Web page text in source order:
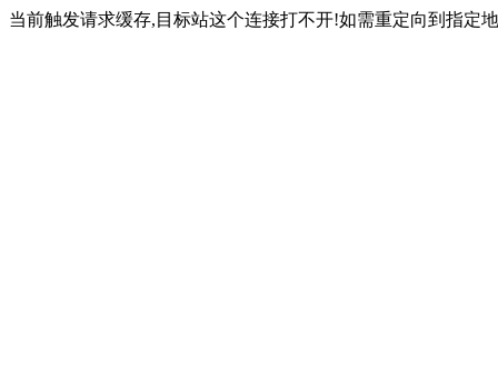
当前触发请求缓存,目标站这个连接打不开!如需重定向到指定